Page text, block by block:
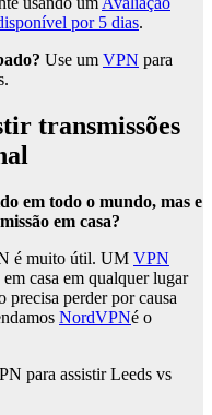
por 5 dias.
Use um VPN para
transmissões
em todo o mundo, mas e
em casa?
é muito útil. UM VPN
casa em qualquer lugar
perder por causa
NordVPNé o
para assistir Leeds vs